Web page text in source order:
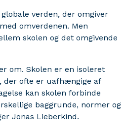
verden, der omgiver
omverdenen. Men
skolen og det omgivende
om. Skolen er en isoleret
der ofte er uafhængige af
kan skolen forbinde
baggrunde, normer og
Jonas Lieberkind.